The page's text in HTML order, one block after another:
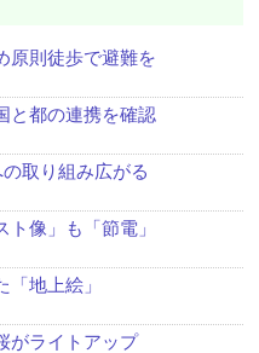
原則徒歩で避難を
と都の連携を確認
取り組み広がる
像」も「節電」
地上絵」
がライトアップ